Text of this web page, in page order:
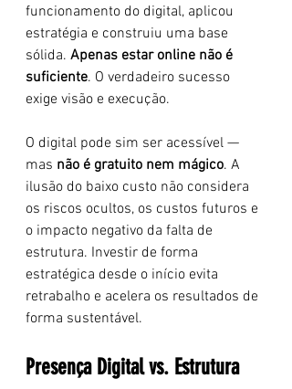
funcionamento do digital, aplicou
estratégia e construiu uma base
sólida. Apenas estar online não é
suficiente. O verdadeiro sucesso
exige visão e execução.
O digital pode sim ser acessível —
mas não é gratuito nem mágico. A
ilusão do baixo custo não considera
os riscos ocultos, os custos futuros e
o impacto negativo da falta de
estrutura. Investir de forma
estratégica desde o início evita
retrabalho e acelera os resultados de
forma sustentável.
Presença Digital vs. Estrutura